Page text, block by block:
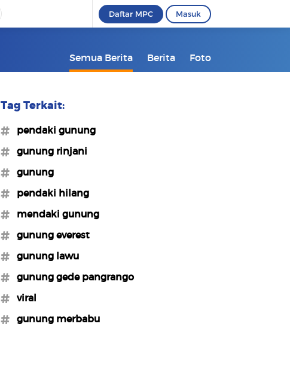
Daftar MPC Masuk
Semua Berita Berita Foto
Tag Terkait:
#pendaki gunung
#gunung rinjani
#gunung
#pendaki hilang
#mendaki gunung
#gunung everest
#gunung lawu
#gunung gede pangrango
#viral
#gunung merbabu